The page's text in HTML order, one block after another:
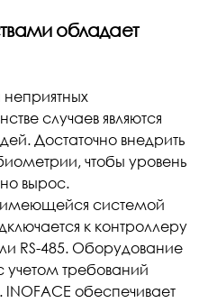
обладает
неприятных
случаев являются
Достаточно внедрить
чтобы уровень
вырос.
имеющейся системой
к контроллеру
RS-485. Оборудование
требований
обеспечивает